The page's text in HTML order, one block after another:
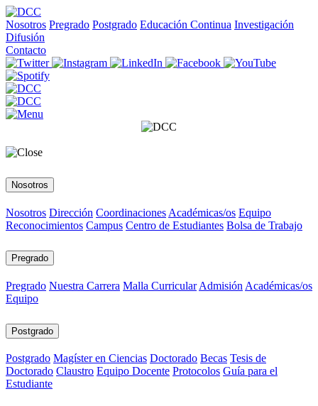
Nosotros Pregrado Postgrado Educación Continua Investigación
Difusión
Contacto
Nosotros
Nosotros Dirección Coordinaciones Académicas/os Equipo
Reconocimientos Campus Centro de Estudiantes Bolsa de Trabajo
Pregrado
Pregrado Nuestra Carrera Malla Curricular Admisión Académicas/os
Equipo
Postgrado
Postgrado Magíster en Ciencias Doctorado Becas Tesis de
Doctorado Claustro Equipo Docente Protocolos Guía para el
Estudiante